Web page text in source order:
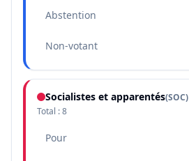
Abstention
Non-votant
Socialistes et apparentés(SOC)
Total :8
Pour